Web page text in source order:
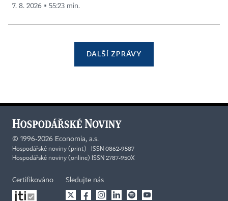
7. 8. 2026 ▪ 55:23 min.
DALŠÍ ZPRÁVY
© 1996-2026 Economia, a.s.
Hospodářské noviny (print) ISSN 0862-9587
Hospodářské noviny (online) ISSN 2787-950X
Certifikováno Sledujte nás